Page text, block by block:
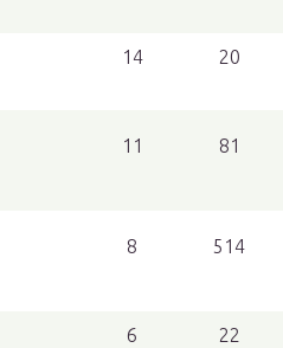
14 20
11 81
8 514
6 22